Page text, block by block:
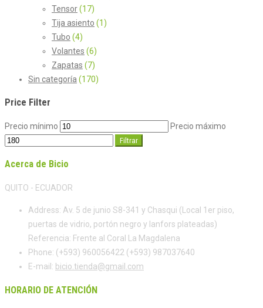
Tensor(17)
Tija asiento (1)
Tubo (4)
Volantes (6)
Zapatas (7)
Sin categoría (170)
Price Filter
Precio mínimo Precio máximo
Filtrar
Acerca de Bicio
QUITO - ECUADOR
Address: Av. 5 de junio S8-341 y Chasqui (Local 1er piso,
puertas de vidrio, portón negro y lanfors plateadas)
Referencia: Frente al Coral La Magdalena
Phone: (+593) 960056422 (+593) 987037640
E-mail: bicio.tienda@gmail.com
HORARIO DE ATENCIÓN